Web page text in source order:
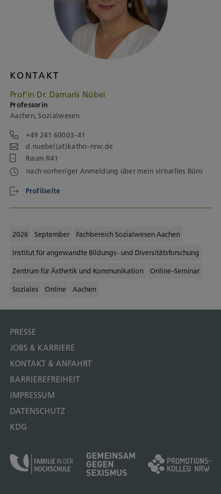
KONTAKT
Prof'in Dr. Damaris Nübel
Professorin
Aachen, Sozialwesen
+49 241 60003-41
d.nuebel(at)katho-nrw.de
Raum R41
nach vorheriger Anmeldung über mein virtuelles Büro
Profilseite
2026 September Fachbereich Sozialwesen Aachen
Institut für angewandte Bildungs- und Diversitätsforschung
Zentrum für Ästhetik und Kommunikation Online-Seminar
Soziales Online Aachen
PRESSE
JOBS & KARRIERE
KONTAKT & ANFAHRT
BARRIEREFREIHEIT
IMPRESSUM
DATENSCHUTZ
KDG